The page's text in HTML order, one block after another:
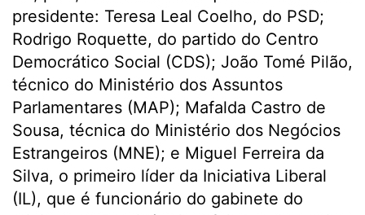
presidente: Teresa Leal Coelho, do PSD;
Rodrigo Roquette, do partido do Centro
Democrático Social (CDS); João Tomé Pilão,
técnico do Ministério dos Assuntos
Parlamentares (MAP); Mafalda Castro de
Sousa, técnica do Ministério dos Negócios
Estrangeiros (MNE); e Miguel Ferreira da
Silva, o primeiro líder da Iniciativa Liberal
(IL), que é funcionário do gabinete do